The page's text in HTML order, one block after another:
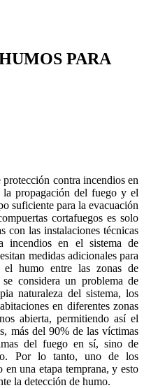
PARA
contra incendios en
propagación del fuego y el
suficiente para la evacuación
cortafuegos es solo
con las instalaciones técnicas
incendios en el sistema de
medidas adicionales para
humo entre las zonas de
considera un problema de
naturaleza del sistema, los
en diferentes zonas
abierta, permitiendo así el
más del 90% de las víctimas
del fuego en sí, sino de
Por lo tanto, uno de los
en una etapa temprana, y esto
la detección de humo.